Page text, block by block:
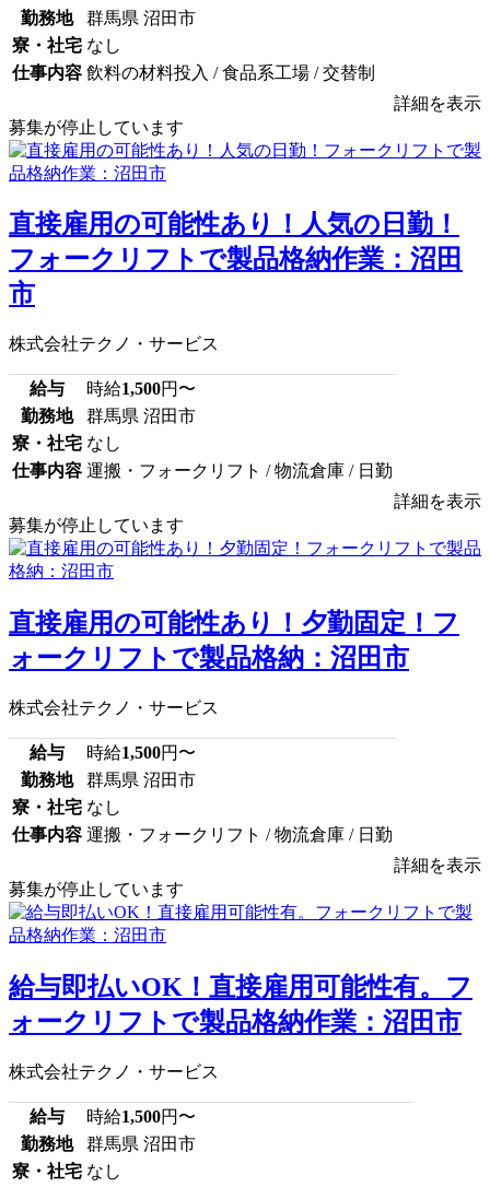
勤務地
群馬県 沼田市
寮・社宅 なし
仕事内容 飲料の材料投入 / 食品系工場 / 交替制
詳細を表示
募集が停止しています
直接雇用の可能性あり！人気の日勤！
フォークリフトで製品格納作業：沼田
市
株式会社テクノ・サービス
給与 時給1,500円〜
勤務地
群馬県 沼田市
寮・社宅 なし
仕事内容 運搬・フォークリフト / 物流倉庫 / 日勤
詳細を表示
募集が停止しています
直接雇用の可能性あり！夕勤固定！フ
ォークリフトで製品格納：沼田市
株式会社テクノ・サービス
給与 時給1,500円〜
勤務地
群馬県 沼田市
寮・社宅 なし
仕事内容 運搬・フォークリフト / 物流倉庫 / 日勤
詳細を表示
募集が停止しています
給与即払いOK！直接雇用可能性有。フ
ォークリフトで製品格納作業：沼田市
株式会社テクノ・サービス
給与 時給1,500円〜
勤務地
群馬県 沼田市
寮・社宅 なし